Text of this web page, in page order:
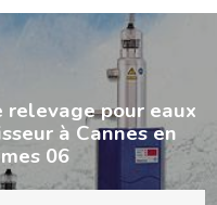
pour eaux
à Cannes en
06